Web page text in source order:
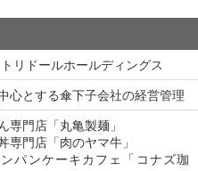
リドールホールディングス
心とする傘下子会社の経営管理
専門店「丸亀製麺」
専門店「肉のヤマ牛」
パンケーキカフェ「コナズ珈